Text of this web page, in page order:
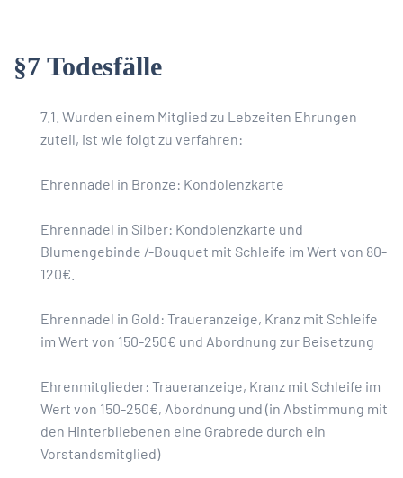
§7 Todesfälle
7.1. Wurden einem Mitglied zu Lebzeiten Ehrungen
zuteil, ist wie folgt zu verfahren:
Ehrennadel in Bronze: Kondolenzkarte
Ehrennadel in Silber: Kondolenzkarte und
Blumengebinde /-Bouquet mit Schleife im Wert von 80-
120€.
Ehrennadel in Gold: Traueranzeige, Kranz mit Schleife
im Wert von 150-250€ und Abordnung zur Beisetzung
Ehrenmitglieder: Traueranzeige, Kranz mit Schleife im
Wert von 150-250€, Abordnung und (in Abstimmung mit
den Hinterbliebenen eine Grabrede durch ein
Vorstandsmitglied)